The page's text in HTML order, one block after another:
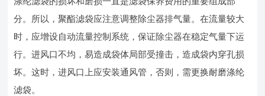
分。所以，聚酯滤袋应注意调整除尘器排气量。在流量较大
时，应增设自动流量控制系统，保证除尘器在稳定气量下运
行。进风口不均，易造成袋体局部受撞击，造成袋内穿孔损
坏。这时，进风口上应安装通风管，否则，需更换耐磨涤纶
滤袋。